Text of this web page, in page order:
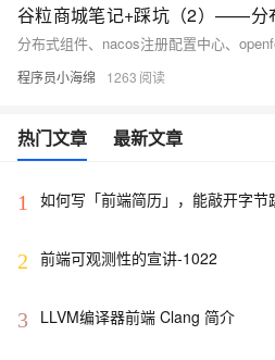
程序员小海绵 1263
热门文章 最新文章
1 如何写「前端简历」，能敲开字节
2 前端可观测性的宣讲-1022
3 LLVM编译器前端 Clang 简介